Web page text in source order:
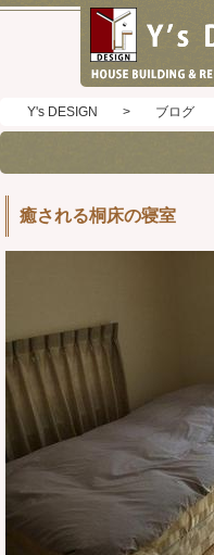
Y's DESIGN > ブログ
癒される桐床の寝室